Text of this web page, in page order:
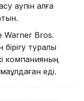
қаупін алға
Warner Bros.
туралы
компанияның
еді.